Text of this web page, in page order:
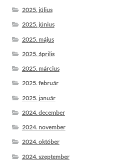
2025. július
2025. június
2025. május
2025. április
2025. március
2025. február
2025. január
2024. december
2024. november
2024. október
2024. szeptember